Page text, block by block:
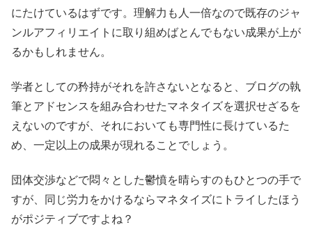
にたけているはずです。理解力も人一倍なので既存のジャ
ンルアフィリエイトに取り組めばとんでもない成果が上が
るかもしれません。
学者としての矜持がそれを許さないとなると、ブログの執
筆とアドセンスを組み合わせたマネタイズを選択せざるを
えないのですが、それにおいても専門性に長けているた
め、一定以上の成果が現れることでしょう。
団体交渉などで悶々とした鬱憤を晴らすのもひとつの手で
すが、同じ労力をかけるならマネタイズにトライしたほう
がポジティブですよね？